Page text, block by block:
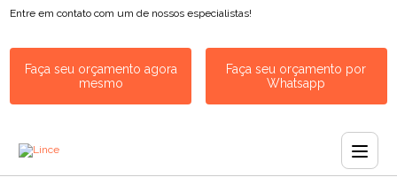
Entre em contato com um de nossos especialistas!
Faça seu orçamento agora
mesmo
Faça seu orçamento por
Whatsapp